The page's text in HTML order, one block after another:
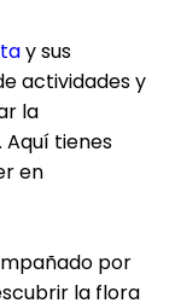
y sus
actividades y
la
Aquí tienes
en
por
la flora